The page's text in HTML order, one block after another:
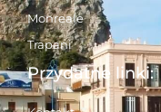
Monreale
Trapani
Przydatne linki: